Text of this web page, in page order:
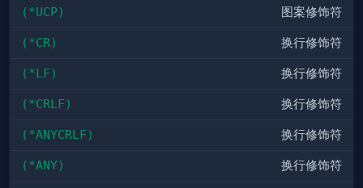
(*UCP) 图案修饰符
(*CR) 换行修饰符
(*LF) 换行修饰符
(*CRLF) 换行修饰符
(*ANYCRLF) 换行修饰符
(*ANY) 换行修饰符